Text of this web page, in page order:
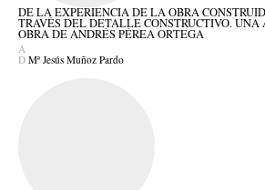
DE LA EXPERIENCIA DE LA OBRA
TRAVÉS DEL DETALLE CONSTRUCTIVO.
OBRA DE ANDRÉS PÉREA ORTEGA
A
D Mª Jesús Muñoz Pardo